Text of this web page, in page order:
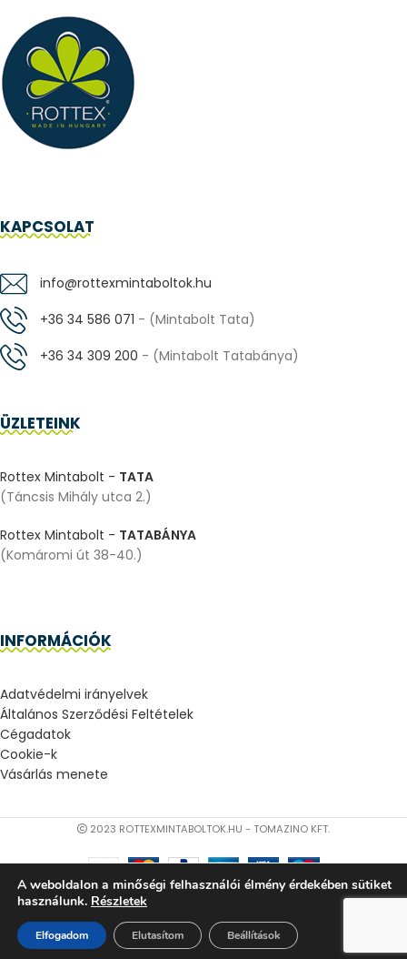
KAPCSOLAT
info@rottexmintaboltok.hu
+36 34 586 071 - (Mintabolt Tata)
+36 34 309 200 - (Mintabolt Tatabánya)
ÜZLETEINK
Rottex Mintabolt - TATA
(Táncsis Mihály utca 2.)
Rottex Mintabolt - TATABÁNYA
(Komáromi út 38-40.)
INFORMÁCIÓK
Adatvédelmi irányelvek
Általános Szerződési Feltételek
Cégadatok
Cookie-k
Vásárlás menete
2023 ROTTEXMINTABOLTOK.HU - TOMAZINO KFT.
BoltKosárFiókom
JESOLO
kanapéágy
182.585Ft
OPCIÓK
VÁLASZTÁSA
A weboldalon a minőségi felhasználói élmény érdekében sütiket
használunk. Részletek
Elfogadom Elutasítom Beállítások